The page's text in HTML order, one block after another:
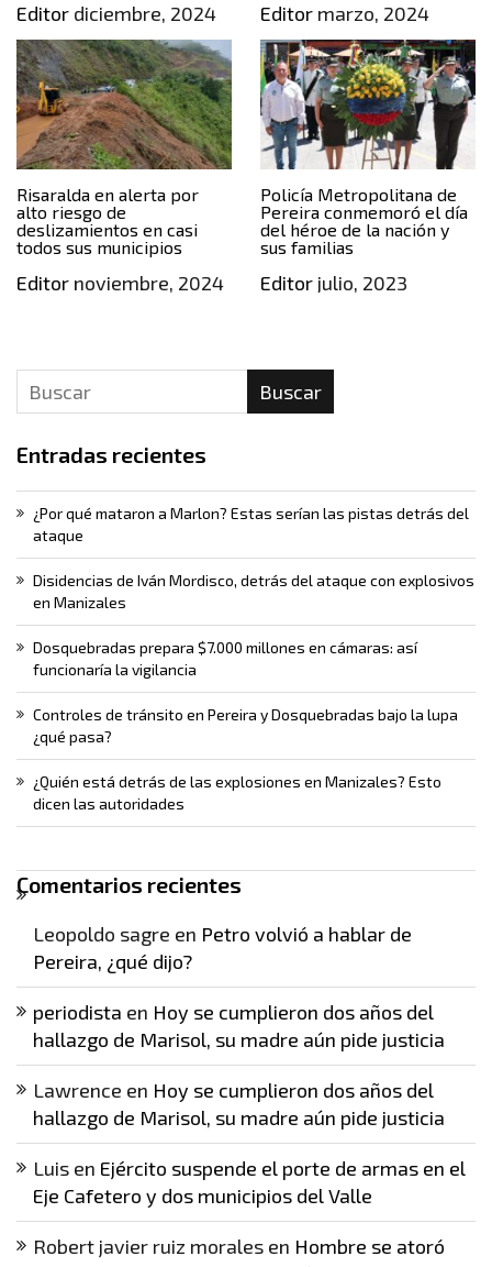
Editor diciembre, 2024 Editormarzo, 2024
Risaralda en alerta por
alto riesgo de
deslizamientos en casi
todos sus municipios
Editor noviembre, 2024
Policía Metropolitana de
Pereira conmemoró el día
del héroe de la nación y
sus familias
Editorjulio, 2023
Buscar
Entradas recientes
¿Por qué mataron a Marlon? Estas serían las pistas detrás del
ataque
Disidencias de Iván Mordisco, detrás del ataque con explosivos
en Manizales
Dosquebradas prepara $7.000 millones en cámaras: así
funcionaría la vigilancia
Controles de tránsito en Pereira y Dosquebradas bajo la lupa
¿qué pasa?
¿Quién está detrás de las explosiones en Manizales? Esto
dicen las autoridades
Comentarios recientes
Leopoldo sagre en Petro volvió a hablar de
Pereira, ¿qué dijo?
periodista en Hoy se cumplieron dos años del
hallazgo de Marisol, su madre aún pide justicia
Lawrence en Hoy se cumplieron dos años del
hallazgo de Marisol, su madre aún pide justicia
Luis en Ejército suspende el porte de armas en el
Eje Cafetero y dos municipios del Valle
Robert javier ruiz morales en Hombre se atoró